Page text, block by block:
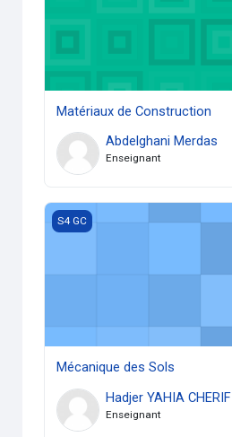
Matériaux de Construction
Abdelghani Merdas
Enseignant
Mécanique des Sols
S4 GC
Mécanique des Sols
Hadjer YAHIA CHERIF
Enseignant